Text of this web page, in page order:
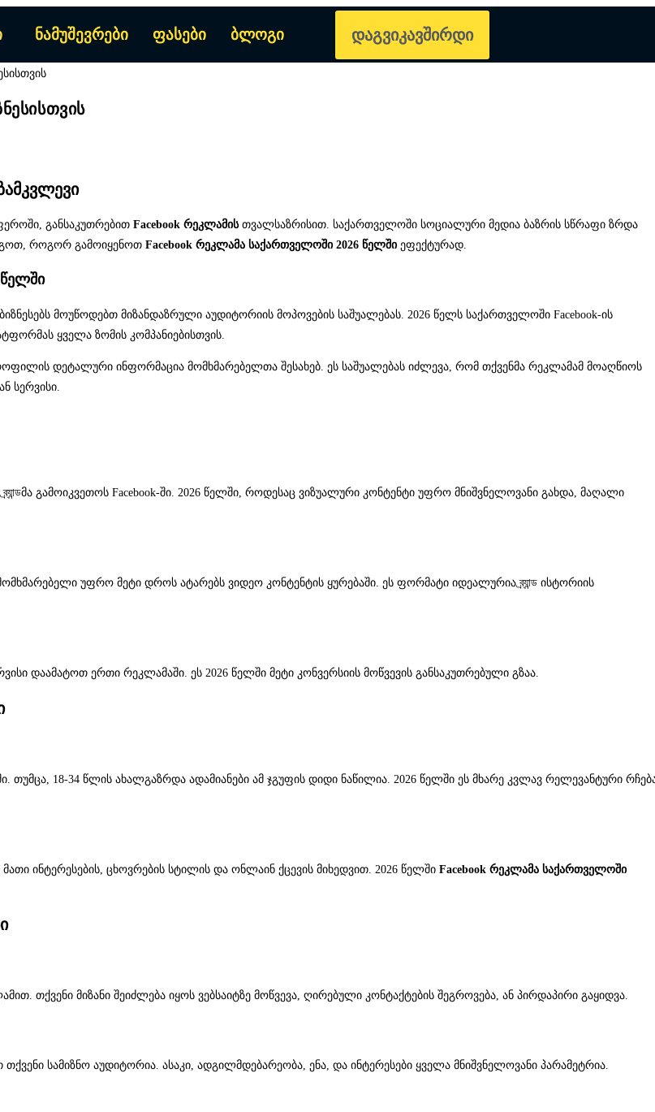
ნამუშევრები ფასები ბლოგი დაგვიკავშირდი
განსაკუთრებით Facebook რეკლამისთვალსაზრისით. საქართველოში სოციალური მედია ბაზრის სწრაფი ზრდა
როგორ გამოიყენოთ Facebook რეკლამა საქართველოში 2026 წელში ეფექტურად.
მოუწოდებთ მიზანდაზრული აუდიტორიის მოპოვების საშუალებას. 2026 წელს საქართველოში Facebook-ის
ყველა ზომის კომპანიებისთვის.
დეტალური ინფორმაცია მომხმარებელთა შესახებ. ეს საშუალებას იძლევა, რომ თქვენმა რეკლამამ მოაღწიოს
სერვისი.
გამოიკვეთოს Facebook-ში. 2026 წელში, როდესაც ვიზუალური კონტენტი უფრო მნიშვნელოვანი გახდა, მაღალი
უფრო მეტი დროს ატარებს ვიდეო კონტენტის ყურებაში. ეს ფორმატი იდეალურია ব্র্যান্ড ისტორიის
დაამატოთ ერთი რეკლამაში. ეს 2026 წელში მეტი კონვერსიის მოწვევის განსაკუთრებული გზაა.
თუმცა, 18-34 წლის ახალგაზრდა ადამიანები ამ ჯგუფის დიდი ნაწილია. 2026 წელში ეს მხარე კვლავ რელევანტური
ინტერესების, ცხოვრების სტილის და ონლაინ ქცევის მიხედვით. 2026 წელში Facebook რეკლამა საქართველოში
თქვენი მიზანი შეიძლება იყოს ვებსაიტზე მოწვევა, ღირებული კონტაქტების შეგროვება, ან პირდაპირი გაყიდვა.
თქვენი სამიზნო აუდიტორია. ასაკი, ადგილმდებარეობა, ენა, და ინტერესები ყველა მნიშვნელოვანი პარამეტრია.